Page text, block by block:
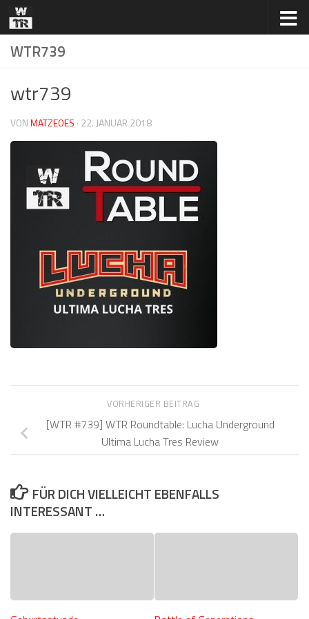
Zum Inhalt springen
WTR739
wtr739
VONMATZEOES · 22. JANUAR 2018
VORHERIGER BEITRAG
[WTR #739] WTR Roundtable: Lucha Underground
Ultima Lucha Tres Review
FÜR DICH VIELLEICHT EBENFALLS
INTERESSANT …